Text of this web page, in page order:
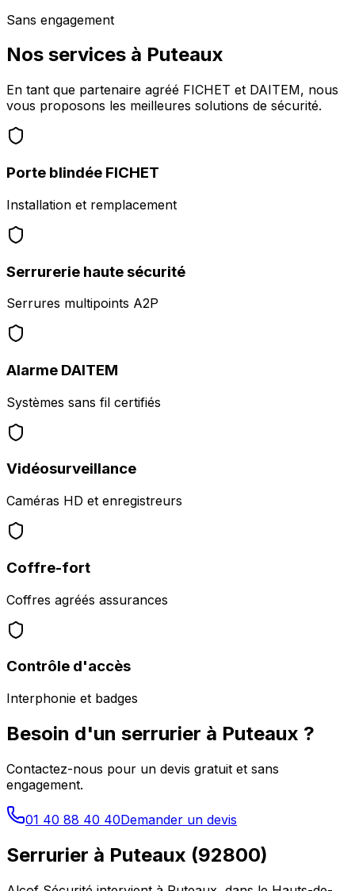
Sans engagement
Nos services à Puteaux
En tant que partenaire agréé FICHET et DAITEM, nous
vous proposons les meilleures solutions de sécurité.
Porte blindée FICHET
Installation et remplacement
Serrurerie haute sécurité
Serrures multipoints A2P
Alarme DAITEM
Systèmes sans fil certifiés
Vidéosurveillance
Caméras HD et enregistreurs
Coffre-fort
Coffres agréés assurances
Contrôle d'accès
Interphonie et badges
Besoin d'un serrurier à Puteaux ?
Contactez-nous pour un devis gratuit et sans
engagement.
01 40 88 40 40Demander un devis
Serrurier à Puteaux (92800)